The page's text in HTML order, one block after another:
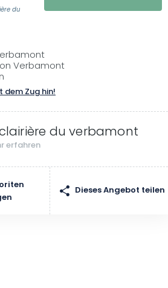
du
Verbamont
dem Zug hin!
du verbamont
erfahren
Dieses Angebot teilen